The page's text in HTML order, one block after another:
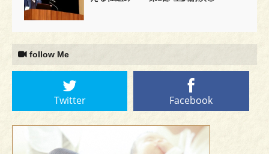
follow Me
Twitter Facebook